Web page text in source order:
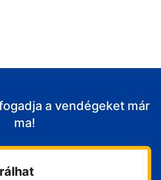
a vendégeket már
ma!